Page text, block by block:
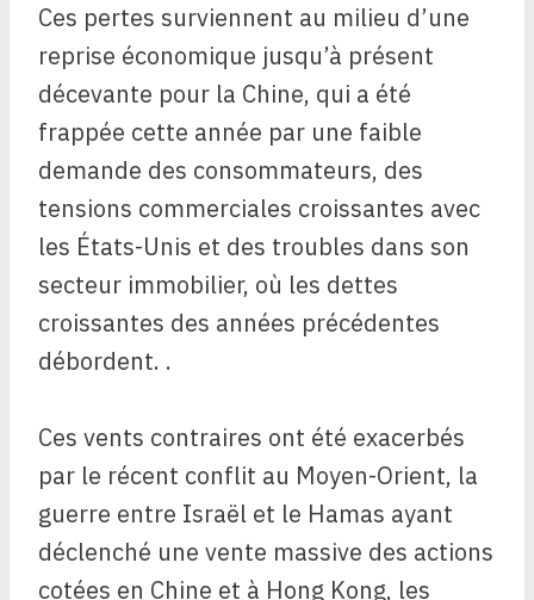
Ces pertes surviennent au milieu d’une
reprise économique jusqu’à présent
décevante pour la Chine, qui a été
frappée cette année par une faible
demande des consommateurs, des
tensions commerciales croissantes avec
les États-Unis et des troubles dans son
secteur immobilier, où les dettes
croissantes des années précédentes
débordent. .
Ces vents contraires ont été exacerbés
par le récent conflit au Moyen-Orient, la
guerre entre Israël et le Hamas ayant
déclenché une vente massive des actions
cotées en Chine et à Hong Kong, les